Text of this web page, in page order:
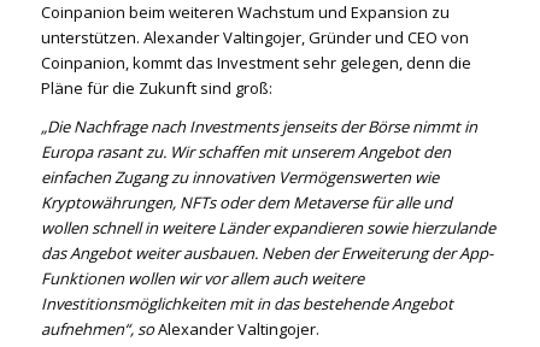
Coinpanion beim weiteren Wachstum und Expansion zu
unterstützen. Alexander Valtingojer, Gründer und CEO von
Coinpanion, kommt das Investment sehr gelegen, denn die
Pläne für die Zukunft sind groß:
„Die Nachfrage nach Investments jenseits der Börse nimmt in
Europa rasant zu. Wir schaffen mit unserem Angebot den
einfachen Zugang zu innovativen Vermögenswerten wie
Kryptowährungen, NFTs oder dem Metaverse für alle und
wollen schnell in weitere Länder expandieren sowie hierzulande
das Angebot weiter ausbauen. Neben der Erweiterung der App-
Funktionen wollen wir vor allem auch weitere
Investitionsmöglichkeiten mit in das bestehende Angebot
aufnehmen“, soAlexander Valtingojer.